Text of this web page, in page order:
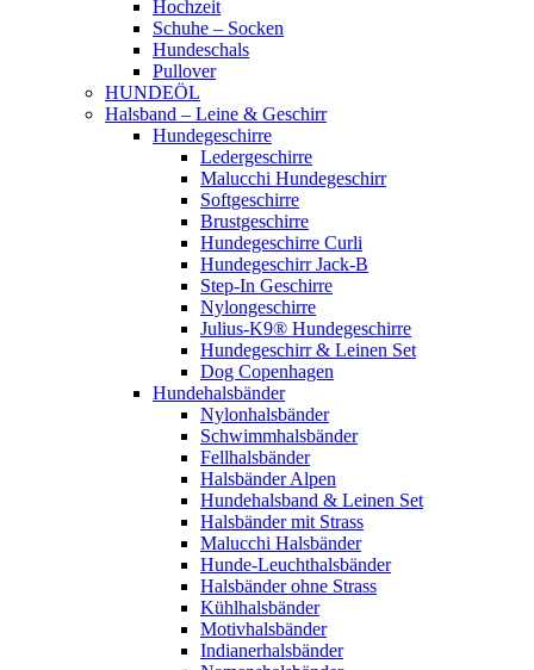
Hochzeit
Schuhe – Socken
Hundeschals
Pullover
HUNDEÖL
Halsband – Leine & Geschirr
Hundegeschirre
Ledergeschirre
Malucchi Hundegeschirr
Softgeschirre
Brustgeschirre
Hundegeschirre Curli
Hundegeschirr Jack-B
Step-In Geschirre
Nylongeschirre
Julius-K9® Hundegeschirre
Hundegeschirr & Leinen Set
Dog Copenhagen
Hundehalsbänder
Nylonhalsbänder
Schwimmhalsbänder
Fellhalsbänder
Halsbänder Alpen
Hundehalsband & Leinen Set
Halsbänder mit Strass
Malucchi Halsbänder
Hunde-Leuchthalsbänder
Halsbänder ohne Strass
Kühlhalsbänder
Motivhalsbänder
Indianerhalsbänder